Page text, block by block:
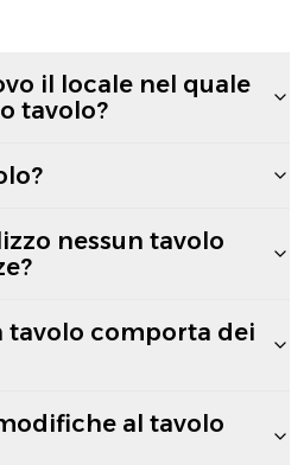
il locale nel quale
tavolo?
nessun tavolo
tavolo comporta dei
al tavolo